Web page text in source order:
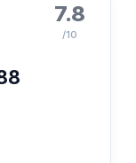
7.8
/10